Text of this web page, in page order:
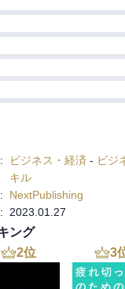
発者コミュニティ」の
ィを知ろう
ろう
ビス
: ビジネス・経済 - ビジ
キル
: NextPublishing
: 2023.01.27
ング
2位 3